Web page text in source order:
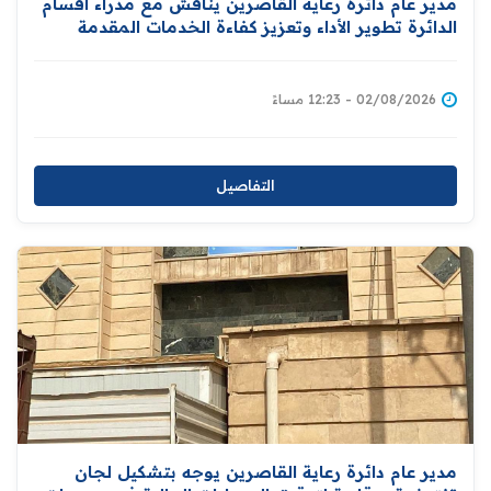
الدائرة تطوير الأداء وتعزيز كفاءة الخدمات المقدمة
02/08/2026 - 12:23 مساءً
التفاصيل
مدير عام دائرة رعاية القاصرين يوجه بتشكيل لجان